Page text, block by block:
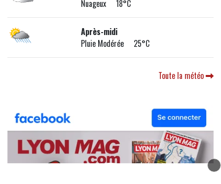
Nuageux 18°C
Après-midi
Pluie Modérée 25°C
Toute la météo